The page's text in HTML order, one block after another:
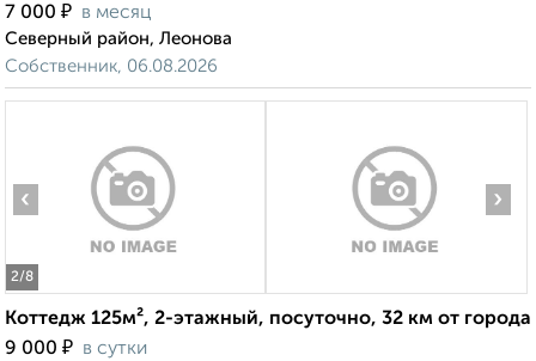
7 000 ₽ в месяц
Северный район, Леонова
Собственник, 06.08.2026
2/8
‹ ›
Коттедж 125м², 2-этажный, посуточно, 32 км от города
9 000 ₽ в сутки